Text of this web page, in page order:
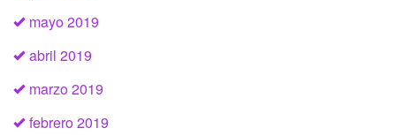
mayo 2019
abril 2019
marzo 2019
febrero 2019